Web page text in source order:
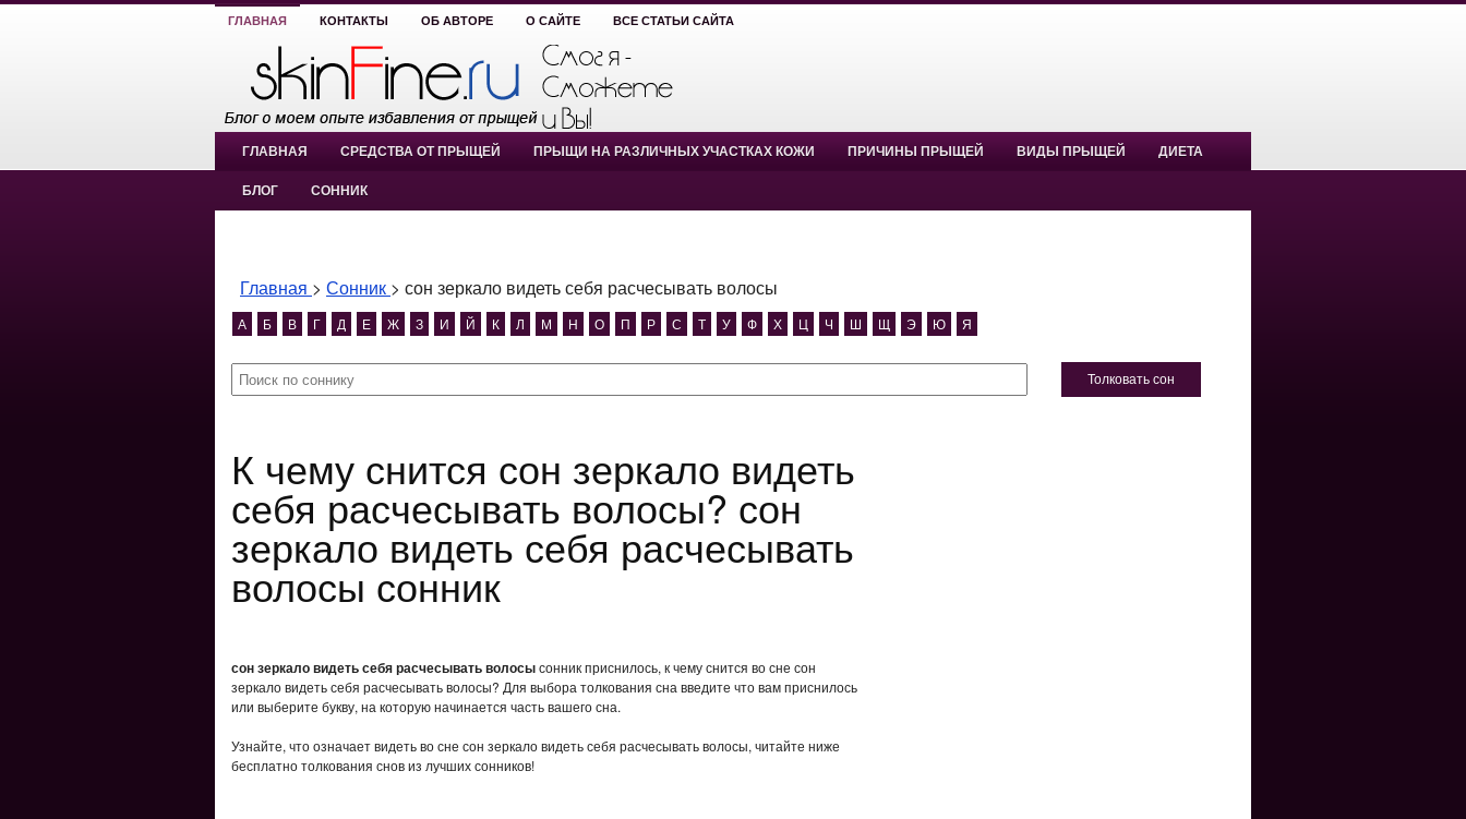
ГЛАВНАЯ КОНТАКТЫ ОБ АВТОРЕ О САЙТЕ ВСЕ СТАТЬИ САЙТА
ГЛАВНАЯ СРЕДСТВА ОТ ПРЫЩЕЙ ПРЫЩИ НА РАЗЛИЧНЫХ УЧАСТКАХ КОЖИ ПРИЧИНЫ ПРЫЩЕЙ ВИДЫ ПРЫЩЕЙ ДИЕТА
БЛОГ СОННИК
Главная > Сонник > сон зеркало видеть себя расчесывать волосы
А Б В Г Д Е Ж З И Й К Л М Н О П Р С Т У Ф Х Ц Ч Ш Щ Э Ю Я
Толковать сон
К чему снится сон зеркало видеть
себя расчесывать волосы? сон
зеркало видеть себя расчесывать
волосы сонник
сон зеркало видеть себя расчесывать волосысонник приснилось, к чему снится во сне сон
зеркало видеть себя расчесывать волосы? Для выбора толкования сна введите что вам приснилось
или выберите букву, на которую начинается часть вашего сна.
Узнайте, что означает видеть во сне сон зеркало видеть себя расчесывать волосы, читайте ниже
бесплатно толкования снов из лучших сонников!